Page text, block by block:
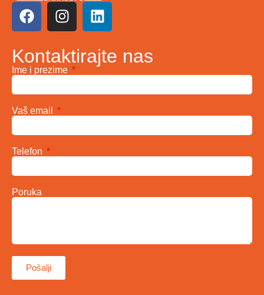
Kontaktirajte nas
Ime i prezime
Vaš email
Telefon
Poruka
Pošalji